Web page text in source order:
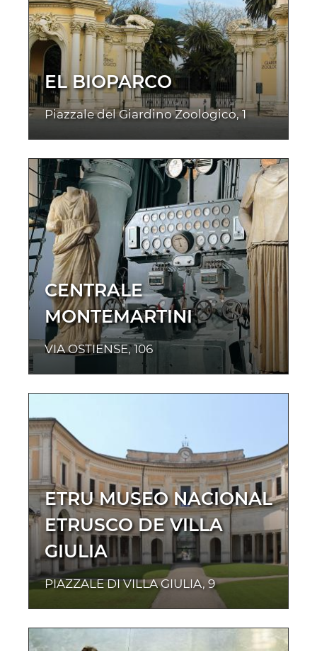
EL BIOPARCO
Piazzale del Giardino Zoologico, 1
CENTRALE
MONTEMARTINI
VIA OSTIENSE, 106
ETRU MUSEO NACIONAL
ETRUSCO DE VILLA
GIULIA
PIAZZALE DI VILLA GIULIA, 9